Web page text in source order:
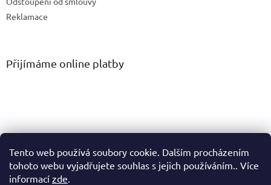
Tento web používá soubory cookie. Dalším procházením
tohoto webu vyjadřujete souhlas s jejich používáním.. Více
informací zde.
Reklamace
Přijímáme online platby